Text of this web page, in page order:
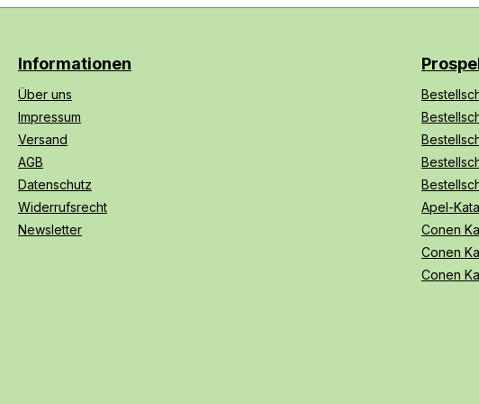
Informationen
Über uns
Impressum
Versand
AGB
Datenschutz
Widerrufsrecht
Newsletter
Apel-
Conen
Conen
Conen